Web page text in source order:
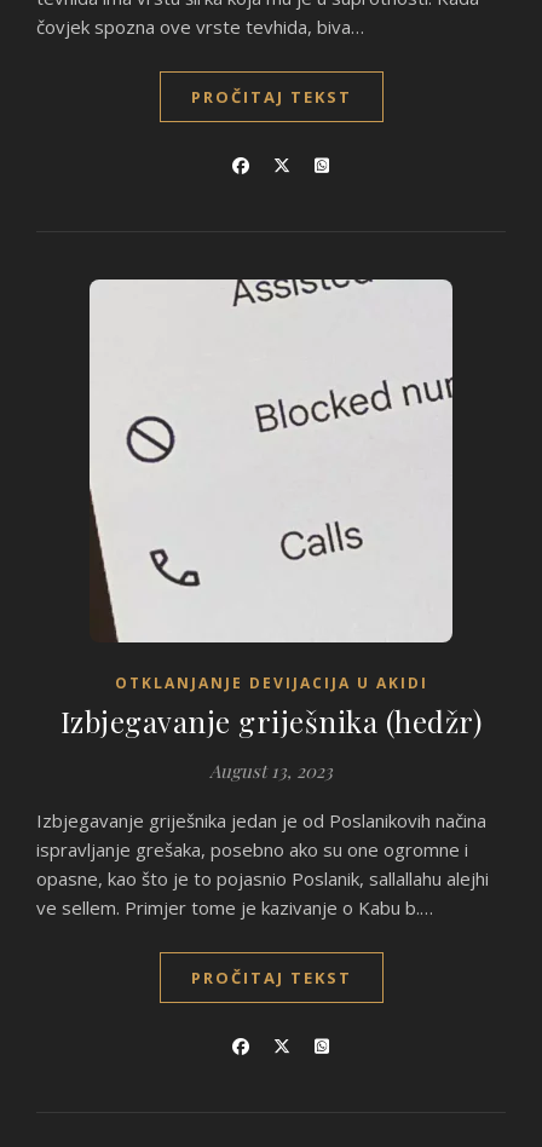
čovjek spozna ove vrste tevhida, biva…
PROČITAJ TEKST
OTKLANJANJE DEVIJACIJA U AKIDI
Izbjegavanje griješnika (hedžr)
August 13, 2023
Izbjegavanje griješnika jedan je od Poslanikovih načina
ispravljanje grešaka, posebno ako su one ogromne i
opasne, kao što je to pojasnio Poslanik, sallallahu alejhi
ve sellem. Primjer tome je kazivanje o Kabu b.…
PROČITAJ TEKST